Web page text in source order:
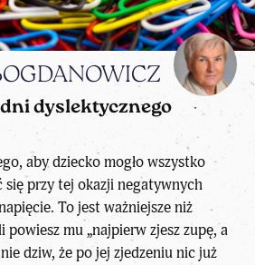
dyslektycznego
aby dziecko mogło wszystko
się przy tej okazji negatywnych
To jest ważniejsze niż
powiesz mu „najpierw zjesz zupę, a
dziw, że po jej zjedzeniu nic już